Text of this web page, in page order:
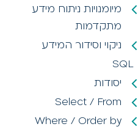
מיומנויות ניתוח מידע
מתקדמות
ניקוי וסידור המידע
SQL
יסודות
Select / From
Where / Order by